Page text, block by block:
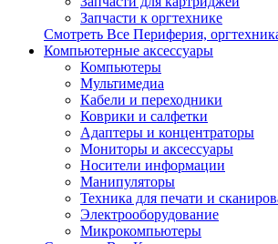
Запчасти к оргтехнике
Смотреть Все Периферия,
Компьютерные аксессуары
Компьютеры
Мультимедиа
Кабели и переходники
Коврики и салфетки
Адаптеры и концентраторы
Мониторы и аксессуары
Носители информации
Манипуляторы
Техника для печати и
Электрооборудование
Микрокомпьютеры